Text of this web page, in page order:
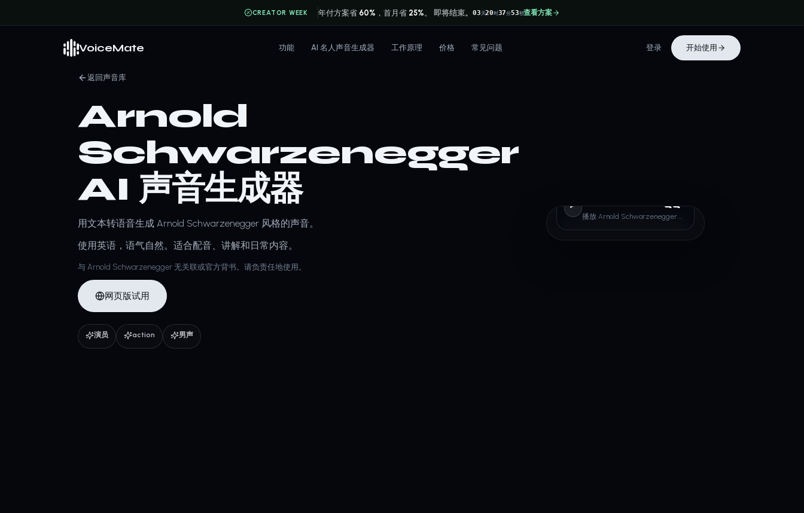
CREATOR WEEK 年付方案省 60% ，首月省 25% 。 即将结束。 03天20时37分52秒查看方案
VoiceMate 功能 AI 名人声音生成器 工作原理 价格 常见问题 登录 开始使用
返回声音库
Arnold
Schwarzenegger
AI 声音生成器
用文本转语音生成 Arnold Schwarzenegger 风格的声音。
使用英语，语气自然。适合配音、讲解和日常内容。
与 Arnold Schwarzenegger 无关联或官方背书。请负责任地使用。
网页版试用
演员 action 男声
Schwarzenegger